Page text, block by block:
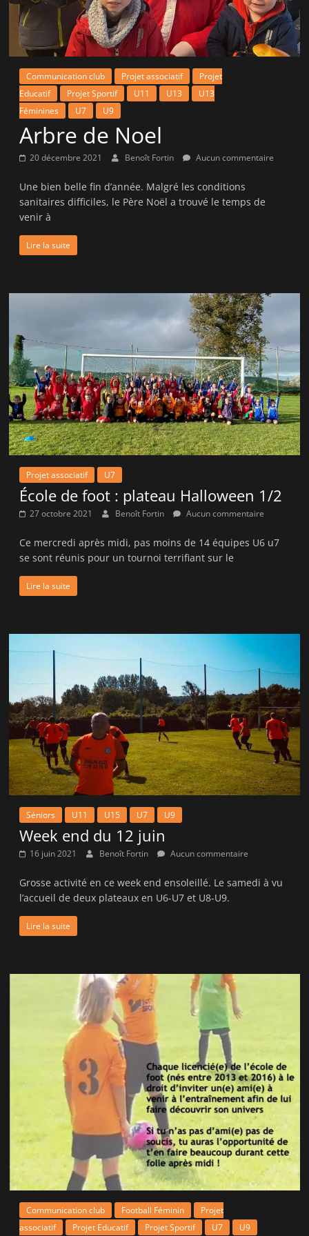
victoire
Communication club Projet associatif
Projet
Educatif
Projet Sportif U11 U13
U13
Féminines
U7 U9
Arbre de Noel
20 décembre 2021 Benoît Fortin Aucun commentaire
Une bien belle fin d’année. Malgré les conditions
sanitaires difficiles, le Père Noël a trouvé le temps de
venir à
Lire la suite
Projet associatif U7
École de foot : plateau Halloween 1/2
27 octobre 2021 Benoît Fortin Aucun commentaire
Ce mercredi après midi, pas moins de 14 équipes U6 u7
se sont réunis pour un tournoi terrifiant sur le
Lire la suite
Séniors U11 U15 U7 U9
Week end du 12 juin
16 juin 2021 Benoît Fortin Aucun commentaire
Grosse activité en ce week end ensoleillé. Le samedi à vu
l’accueil de deux plateaux en U6-U7 et U8-U9.
Lire la suite
Communication club Football Féminin
Projet
associatif
Projet Educatif Projet Sportif U7 U9